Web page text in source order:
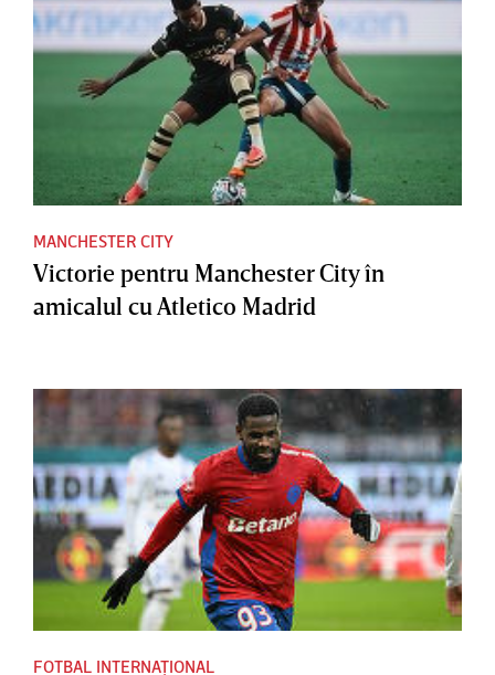
MANCHESTER CITY
Victorie pentru Manchester City în
amicalul cu Atletico Madrid
FOTBAL INTERNAȚIONAL